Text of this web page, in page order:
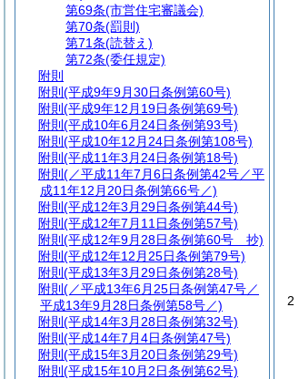
2
第69条(市営住宅審議会)
第70条(罰則)
第71条(読替え)
第72条(委任規定)
附則
附則 (平成9年9月30日条例第60号)
附則 (平成9年12月19日条例第69号)
附則 (平成10年6月24日条例第93号)
附則 (平成10年12月24日条例第108号)
附則 (平成11年3月24日条例第18号)
附則 (／平成11年7月6日条例第42号／平
成11年12月20日条例第66号／)
附則 (平成12年3月29日条例第44号)
附則 (平成12年7月11日条例第57号)
附則 (平成12年9月28日条例第60号 抄)
附則 (平成12年12月25日条例第79号)
附則 (平成13年3月29日条例第28号)
附則 (／平成13年6月25日条例第47号／
平成13年9月28日条例第58号／)
附則 (平成14年3月28日条例第32号)
附則 (平成14年7月4日条例第47号)
附則 (平成15年3月20日条例第29号)
附則 (平成15年10月2日条例第62号)